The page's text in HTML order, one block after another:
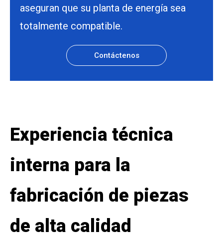
aseguran que su planta de energía sea
totalmente compatible.
Contáctenos
Experiencia técnica
interna para la
fabricación de piezas
de alta calidad